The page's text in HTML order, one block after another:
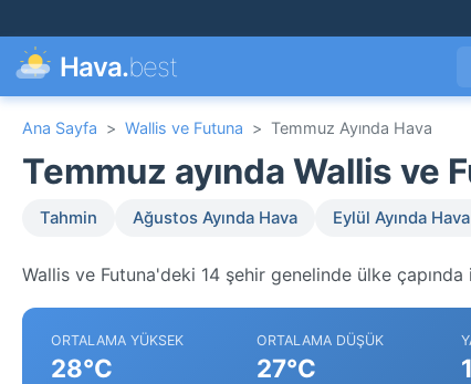
Hava.best
Ana Sayfa > Wallis ve Futuna > Temmuz Ayında Hava
Temmuz ayında Wallis ve
Tahmin Ağustos Ayında Hava Eylül Ayında Hava
Wallis ve Futuna'deki 14 şehir genelinde ülke
ORTALAMA YÜKSEK
28°C
ORTALAMA DÜŞÜK
27°C